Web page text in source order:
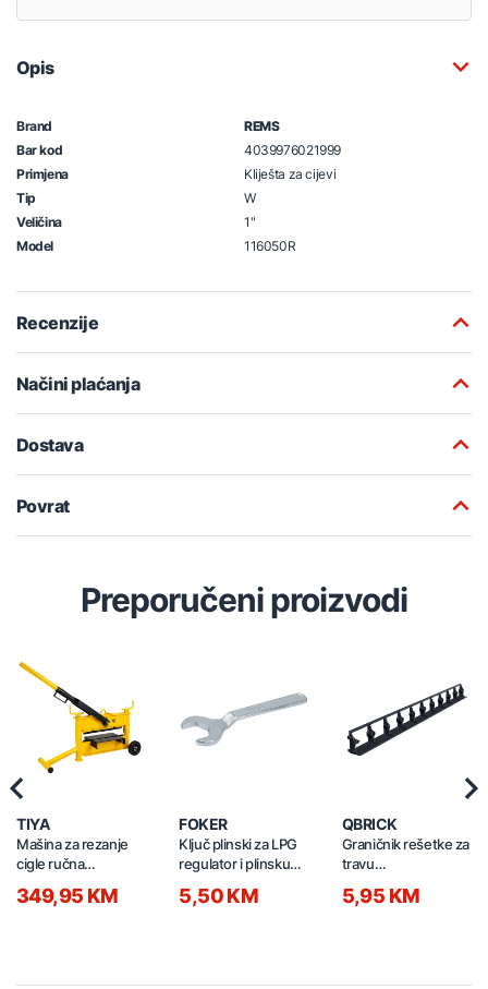
Opis
Brand
REMS
Bar kod
4039976021999
Primjena
Kliješta za cijevi
Tip
W
Veličina
1"
Model
116050R
Recenzije
Načini plaćanja
Dostava
Povrat
Preporučeni proizvodi
TIYA
Mašina za rezanje
cigle ručna
349,95 KM
FOKER
Ključ plinski za LPG
regulator i plinsku
5,50 KM
QBRICK
Graničnik rešetke za
travu
crni
5,95 KM